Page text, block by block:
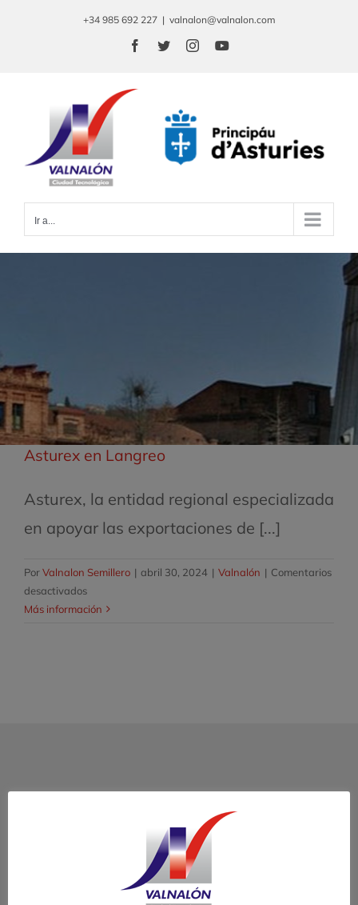
+34 985 692 227 | valnalon@valnalon.com
Facebook
TwitterInstagramYouTube
Ir a...
Asturex en Langreo
Asturex, la entidad regional especializada
en apoyar las exportaciones de [...]
PorValnalon Semillero | abril 30, 2024 | Valnalón | Comentarios
desactivadosen
Asturex
Más información
C/ Hornos Altos s/n
33930 Langreo, Asturias. España.